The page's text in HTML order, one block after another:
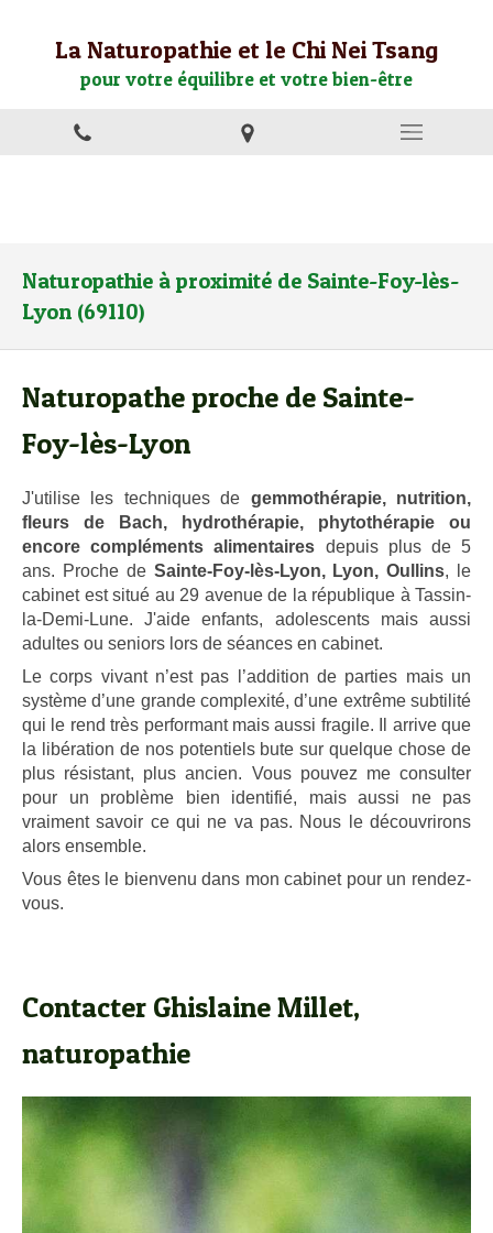
La Naturopathie et le Chi Nei Tsang
pour votre équilibre et votre bien-être
Naturopathie à proximité de Sainte-Foy-lès-
Lyon (69110)
Naturopathe proche de Sainte-
Foy-lès-Lyon
J'utilise les techniques de gemmothérapie, nutrition,
fleurs de Bach, hydrothérapie, phytothérapie ou
encore compléments alimentaires depuis plus de 5
ans. Proche de Sainte-Foy-lès-Lyon, Lyon, Oullins, le
cabinet est situé au 29 avenue de la république à Tassin-
la-Demi-Lune. J'aide enfants, adolescents mais aussi
adultes ou seniors lors de séances en cabinet.
Le corps vivant n’est pas l’addition de parties mais un
système d’une grande complexité, d’une extrême subtilité
qui le rend très performant mais aussi fragile. Il arrive que
la libération de nos potentiels bute sur quelque chose de
plus résistant, plus ancien. Vous pouvez me consulter
pour un problème bien identifié, mais aussi ne pas
vraiment savoir ce qui ne va pas. Nous le découvrirons
alors ensemble.
Vous êtes le bienvenu dans mon cabinet pour un rendez-
vous.
Contacter Ghislaine Millet,
naturopathie